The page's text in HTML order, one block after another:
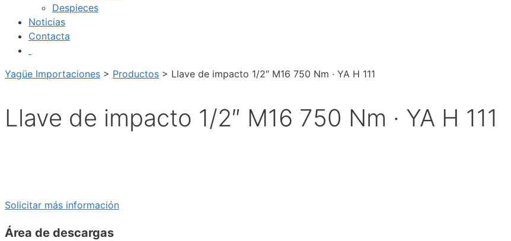
Despieces
Noticias
Contacta
Yagüe Importaciones > Productos > Llave de impacto 1/2″ M16 750 Nm · YA H 111
Llave de impacto 1/2″ M16 750 Nm · YA H 111
Solicitar más información
Área de descargas